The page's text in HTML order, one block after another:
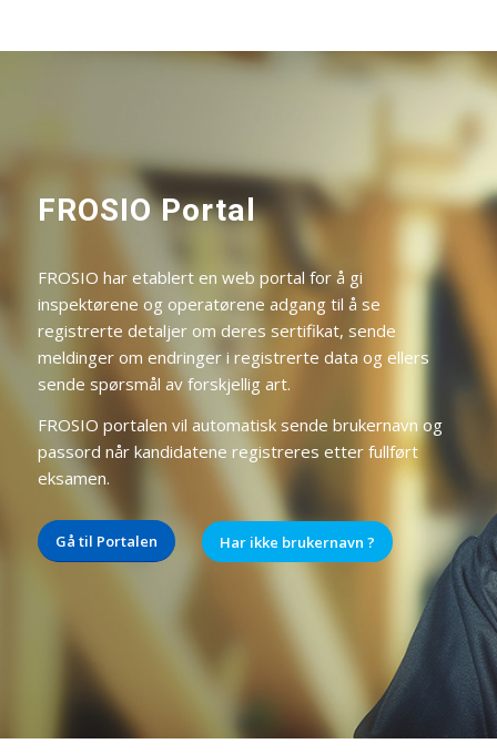
FROSIO Portal
FROSIO har etablert en web portal for å gi
inspektørene og operatørene adgang til å se
registrerte detaljer om deres sertifikat, sende
meldinger om endringer i registrerte data og ellers
sende spørsmål av forskjellig art.
FROSIO portalen vil automatisk sende brukernavn og
passord når kandidatene registreres etter fullført
eksamen.
Gå til Portalen Har ikke brukernavn ?